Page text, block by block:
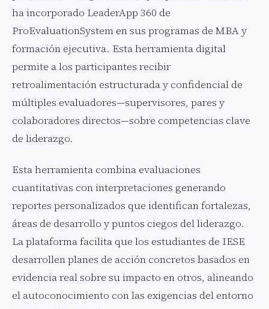
ha incorporado LeaderApp 360 de
ProEvaluationSystem en sus programas de MBA y
formación ejecutiva. Esta herramienta digital
permite a los participantes recibir
retroalimentación estructurada y confidencial de
múltiples evaluadores—supervisores, pares y
colaboradores directos—sobre competencias clave
de liderazgo.
Esta herramienta combina evaluaciones
cuantitativas con interpretaciones generando
reportes personalizados que identifican fortalezas,
áreas de desarrollo y puntos ciegos del liderazgo.
La plataforma facilita que los estudiantes de IESE
desarrollen planes de acción concretos basados en
evidencia real sobre su impacto en otros, alineando
el autoconocimiento con las exigencias del entorno